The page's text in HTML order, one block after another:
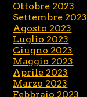
Ottobre 2023
Settembre 2023
Agosto 2023
Luglio 2023
Giugno 2023
Maggio 2023
Aprile 2023
Marzo 2023
Febbraio 2023